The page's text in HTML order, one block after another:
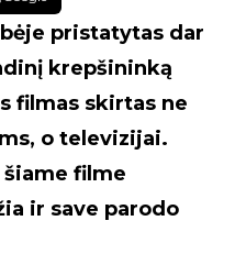
pristatytas dar
krepšininką
filmas skirtas ne
o televizijai.
filme
ir save parodo